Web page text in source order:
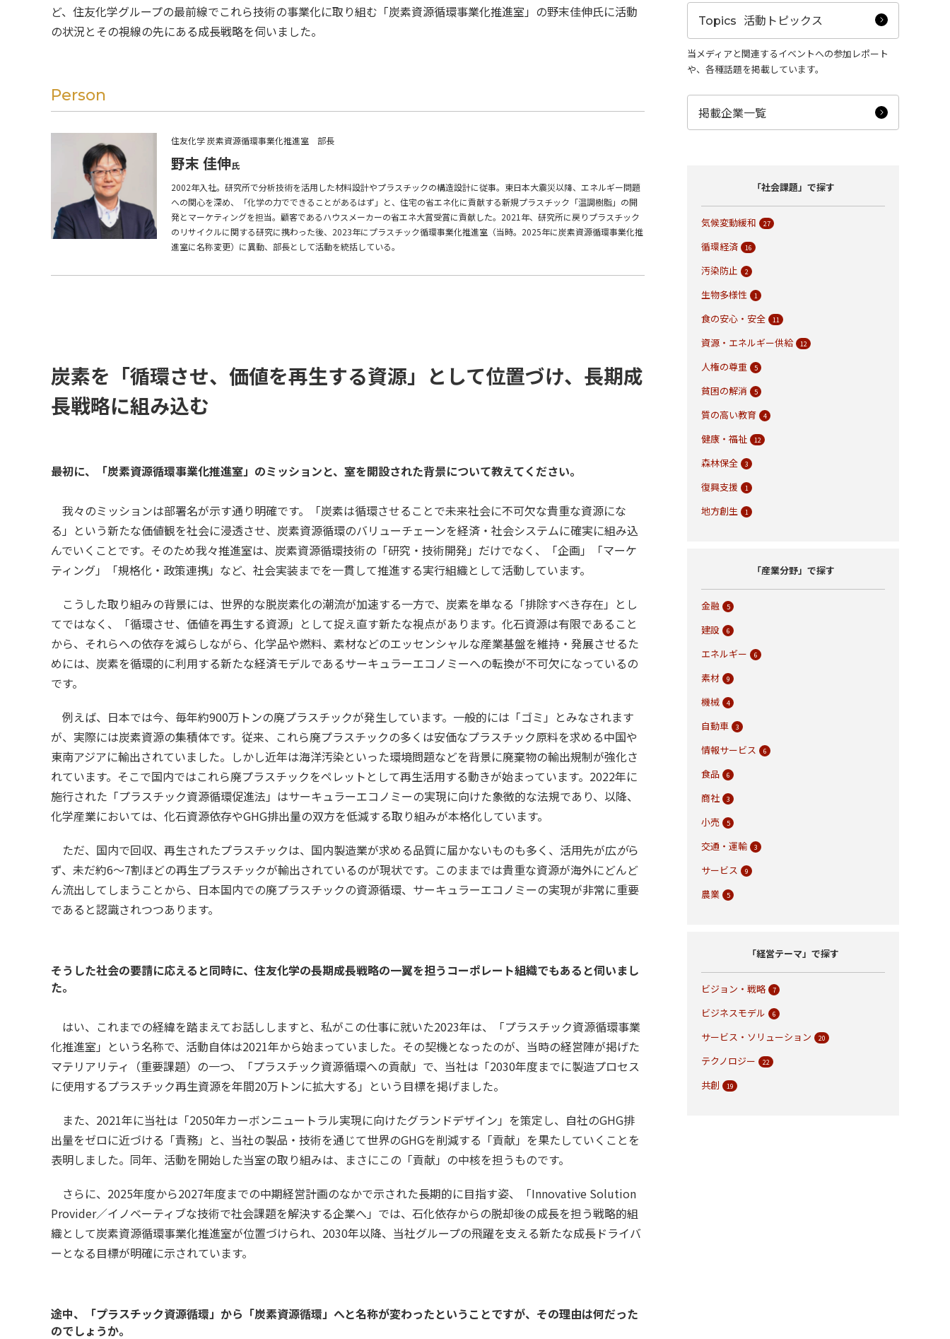
ど、住友化学グループの最前線でこれら技術の事業化に取り組む「炭素資源循環事業化推進室」の野末佳伸氏に活動
の状況とその視線の先にある成長戦略を伺いました。
Person
住友化学 炭素資源循環事業化推進室 部長
野末 佳伸
2002年入社。研究所で分析技術を活用した材料設計やプラスチックの構造設計に従事。東日本大震災以降、エネルギー問題
への関心を深め、「化学の力でできることがあるはず」と、住宅の省エネ化に貢献する新規プラスチック「温調樹脂」の開
発とマーケティングを担当。顧客であるハウスメーカーの省エネ大賞受賞に貢献した。2021年、研究所に戻りプラスチック
のリサイクルに関する研究に携わった後、2023年にプラスチック循環事業化推進室（当時。2025年に炭素資源循環事業化推
進室に名称変更）に異動、部長として活動を統括している。
炭素を「循環させ、価値を再生する資源」として位置づけ、長期成
長戦略に組み込む
――最初に、「炭素資源循環事業化推進室」のミッションと、室を開設された背景について教えてください。
我々のミッションは部署名が示す通り明確です。「炭素は循環させることで未来社会に不可欠な貴重な資源にな
る」という新たな価値観を社会に浸透させ、炭素資源循環のバリューチェーンを経済・社会システムに確実に組み込
んでいくことです。そのため我々推進室は、炭素資源循環技術の「研究・技術開発」だけでなく、「企画」「マーケ
ティング」「規格化・政策連携」など、社会実装までを一貫して推進する実行組織として活動しています。
こうした取り組みの背景には、世界的な脱炭素化の潮流が加速する一方で、炭素を単なる「排除すべき存在」とし
てではなく、「循環させ、価値を再生する資源」として捉え直す新たな視点があります。化石資源は有限であること
から、それらへの依存を減らしながら、化学品や燃料、素材などのエッセンシャルな産業基盤を維持・発展させるた
めには、炭素を循環的に利用する新たな経済モデルであるサーキュラーエコノミーへの転換が不可欠になっているの
です。
例えば、日本では今、毎年約900万トンの廃プラスチックが発生しています。一般的には「ゴミ」とみなされます
が、実際には炭素資源の集積体です。従来、これら廃プラスチックの多くは安価なプラスチック原料を求める中国や
東南アジアに輸出されていました。しかし近年は海洋汚染といった環境問題などを背景に廃棄物の輸出規制が強化さ
れています。そこで国内ではこれら廃プラスチックをペレットとして再生活用する動きが始まっています。2022年に
施行された「プラスチック資源循環促進法」はサーキュラーエコノミーの実現に向けた象徴的な法規であり、以降、
化学産業においては、化石資源依存やGHG排出量の双方を低減する取り組みが本格化しています。
ただ、国内で回収、再生されたプラスチックは、国内製造業が求める品質に届かないものも多く、活用先が広がら
ず、未だ約6～7割ほどの再生プラスチックが輸出されているのが現状です。このままでは貴重な資源が海外にどんど
ん流出してしまうことから、日本国内での廃プラスチックの資源循環、サーキュラーエコノミーの実現が非常に重要
であると認識されつつあります。
そうした社会の要請に応えると同時に、住友化学の長期成長戦略の一翼を担うコーポレート組織でもあると伺いまし
た。
はい、これまでの経緯を踏まえてお話ししますと、私がこの仕事に就いた2023年は、「プラスチック資源循環事業
化推進室」という名称で、活動自体は2021年から始まっていました。その契機となったのが、当時の経営陣が掲げた
マテリアリティ（重要課題）の一つ、「プラスチック資源循環への貢献」で、当社は「2030年度までに製造プロセス
に使用するプラスチック再生資源を年間20万トンに拡大する」という目標を掲げました。
また、2021年に当社は「2050年カーボンニュートラル実現に向けたグランドデザイン」を策定し、自社のGHG排
出量をゼロに近づける「責務」と、当社の製品・技術を通じて世界のGHGを削減する「貢献」を果たしていくことを
表明しました。同年、活動を開始した当室の取り組みは、まさにこの「貢献」の中核を担うものです。
さらに、2025年度から2027年度までの中期経営計画のなかで示された長期的に目指す姿、「Innovative Solution
Provider／イノベーティブな技術で社会課題を解決する企業へ」では、石化依存からの脱却後の成長を担う戦略的組
織として炭素資源循環事業化推進室が位置づけられ、2030年以降、当社グループの飛躍を支える新たな成長ドライバ
ーとなる目標が明確に示されています。
途中、「プラスチック資源循環」から「炭素資源循環」へと名称が変わったということですが、その理由は何だった
のでしょうか。
Topics 活動トピックス
当メディアと関連するイベントへの参加レポート
や、各種話題を掲載しています。
掲載企業一覧
「社会課題」で探す
気候変動緩和 27
循環経済 16
汚染防止 2
生物多様性 1
食の安心・安全 11
資源・エネルギー供給 12
人権の尊重 5
貧困の解消 5
質の高い教育 4
健康・福祉 12
森林保全 3
復興支援 1
地方創生 1
「産業分野」で探す
金融 5
建設 6
エネルギー 6
素材 9
機械 4
自動車 3
情報サービス 6
食品 6
商社 3
小売 5
交通・運輸 3
サービス 9
農業 5
「経営テーマ」で探す
ビジョン・戦略 7
ビジネスモデル 6
サービス・ソリューション 20
テクノロジー 22
共創 19